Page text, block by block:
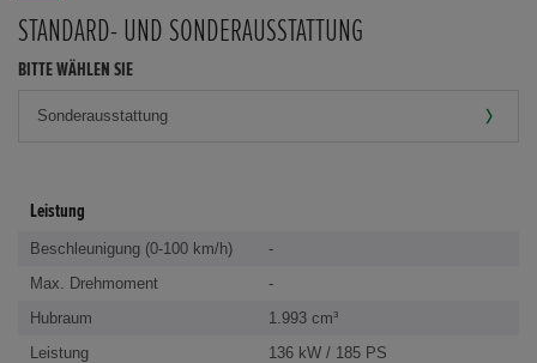
STANDARD- UND SONDERAUSSTATTUNG
BITTE WÄHLEN SIE
Leistung
Beschleunigung (0-100 km/h)
-
Max. Drehmoment
-
Hubraum
1.993 cm³
Leistung
136 kW / 185 PS